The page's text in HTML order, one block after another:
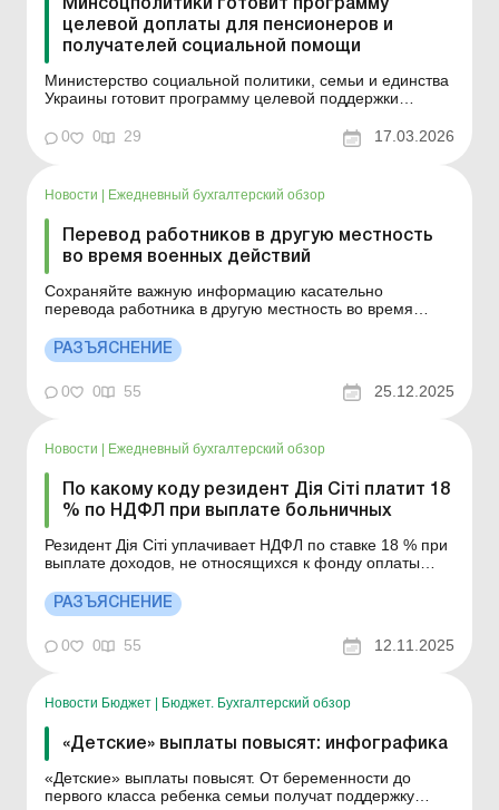
Минсоцполитики готовит программу
целевой доплаты для пенсионеров и
получателей социальной помощи
Министерство социальной политики, семьи и единства
Украины готовит программу целевой поддержки
Уже в апреле пенсионеры и получатели социальной
помощи получат разовую доплату в размере 1500
общеобязательному...
0 0 29 17.03.2026
Новости | Ежедневный бухгалтерский обзор
Перевод работников в другую местность
во время военных действий
Сохраняйте важную информацию касательно
перевода работника в другую местность во время
изменением существенных условий труда Увольнение
работников в связи с изменением существенных
условий труда Полномасштабная война вынудила
тысячи компаний релоци...
РАЗЪЯСНЕНИЕ
0 0 55 25.12.2025
Новости Ежедневный бухгалтерский обзор
По какому коду резидент Дія Сіті платит 18
% по НДФЛ при выплате больничных
Резидент Дія Сіті уплачивает НДФЛ по ставке 18 % при
выплате доходов, не относящихся к фонду оплаты
11010400. Подробнее см. ниже. Больше по теме: Два
варианта уплаты корпоративного налога (налог на
прибыль) для резидентов Дія Сіті Резиденты Дія ...
РАЗЪЯСНЕНИЕ
0 0 55 12.11.2025
Новости Бюджет Бюджет. Бухгалтерский обзор
«Детские» выплаты повысят: инфографика
«Детские» выплаты повысят. От беременности до
первого класса ребенка семьи получат поддержку